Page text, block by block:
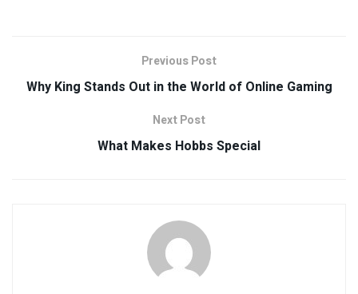
Previous Post
Why King Stands Out in the World of Online Gaming
Next Post
What Makes Hobbs Special